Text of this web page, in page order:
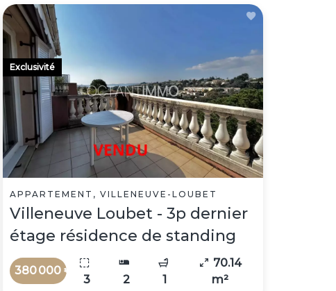
APPARTEMENT, VILLENEUVE-LOUBET
Villeneuve Loubet - 3p dernier
étage résidence de standing
380 000 €
3 2 1
70.14
m²
Exclusivité